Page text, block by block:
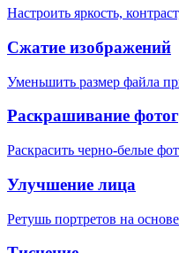
Настроить яркость,
Сжатие изображений
Уменьшить размер файла
Раскрашивание
Раскрасить черно-белые
Улучшение лица
Ретушь портретов на